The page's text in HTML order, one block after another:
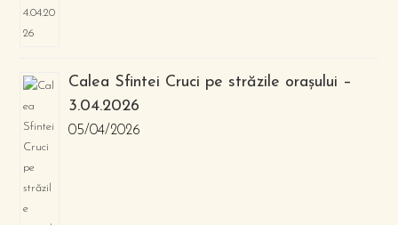
Calea Sfintei Cruci pe străzile orașului –
3.04.2026
05/04/2026